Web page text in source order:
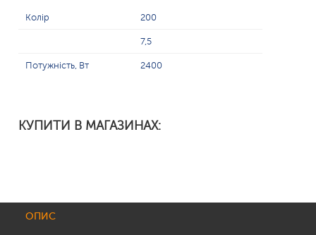
Колір 200
7,5
Потужність, Вт 2400
КУПИТИ В МАГАЗИНАХ:
ОПИС